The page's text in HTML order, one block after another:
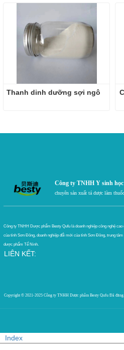
Thanh dinh dưỡng sợi ngô
Công ty TNHH Y sinh
chuyên sản xuất tá dược làm
Công ty TNHH Dược phẩm Besty Qufu là doanh nghiệp công nghệ
của tỉnh Sơn Đông, doanh nghiệp đổi mới của tỉnh Sơn Đông, trung tâm
dược phẩm Tế Ninh.
LIÊN KẾT:
Copyright © 2021-2025 Công ty TNHH Dược phẩm Besty Qufu Đã đăng
Index